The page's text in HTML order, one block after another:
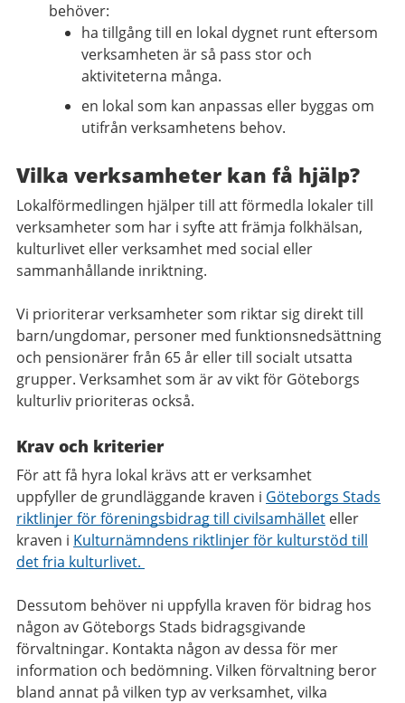
behöver:
ha tillgång till en lokal dygnet runt eftersom
verksamheten är så pass stor och
aktiviteterna många.
en lokal som kan anpassas eller byggas om
utifrån verksamhetens behov.
Vilka verksamheter kan få hjälp?
Lokalförmedlingen hjälper till att förmedla lokaler till
verksamheter som har i syfte att främja folkhälsan,
kulturlivet eller verksamhet med social eller
sammanhållande inriktning.
Vi prioriterar verksamheter som riktar sig direkt till
barn/ungdomar, personer med funktionsnedsättning
och pensionärer från 65 år eller till socialt utsatta
grupper. Verksamhet som är av vikt för Göteborgs
kulturliv prioriteras också.
Krav och kriterier
För att få hyra lokal krävs att er verksamhet
uppfyller de grundläggande kraven i Göteborgs Stads
riktlinjer för föreningsbidrag till civilsamhället eller
kraven i Kulturnämndens riktlinjer för kulturstöd till
det fria kulturlivet.
Dessutom behöver ni uppfylla kraven för bidrag hos
någon av Göteborgs Stads bidragsgivande
förvaltningar. Kontakta någon av dessa för mer
information och bedömning. Vilken förvaltning beror
bland annat på vilken typ av verksamhet, vilka